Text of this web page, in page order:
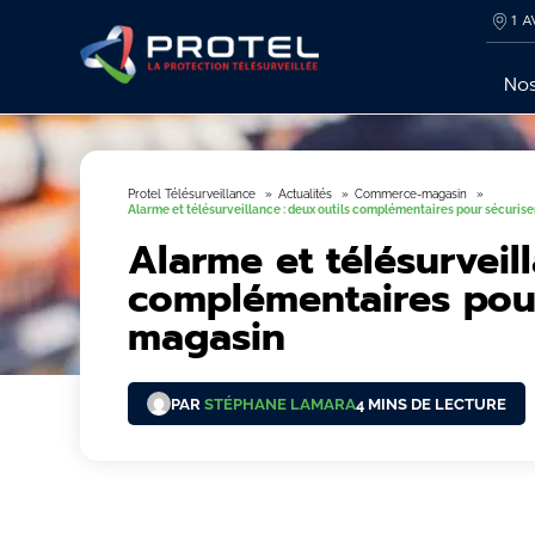
1
Protel Télésurveillance Actualités
Commerce-magasin
Alarme et télésurveillance : deux outils complémentaires pour
Alarme et
complémentaires
magasin
PARSTÉPHANE LAMARA4 MINS DE LECTURE